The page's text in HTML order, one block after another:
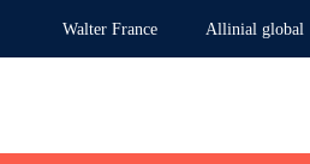
Walter France Allinial global